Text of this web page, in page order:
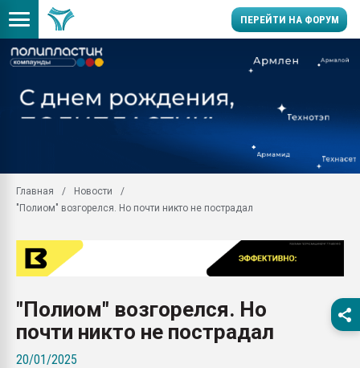
ПЕРЕЙТИ НА ФОРУМ
заводу пластмасс"
28.07.2026
пластмасс
28.07.2026
ситуацией на
Главная
Новости
"Полиом" возгорелся. Но почти никто не пострадал
"Полиом" возгорелся. Но
почти никто не пострадал
20/01/2025